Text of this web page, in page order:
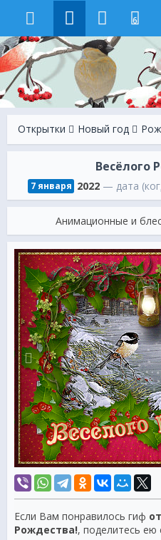
6
Открытки Новый год
Весёлого
7 января 2022 — дата
Анимационные и
Если Вам понравилось гиф
Рождества!, поделитесь ею